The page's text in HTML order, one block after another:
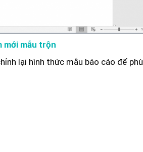
mới mẫu trộn
lại hình thức mẫu báo cáo để phù